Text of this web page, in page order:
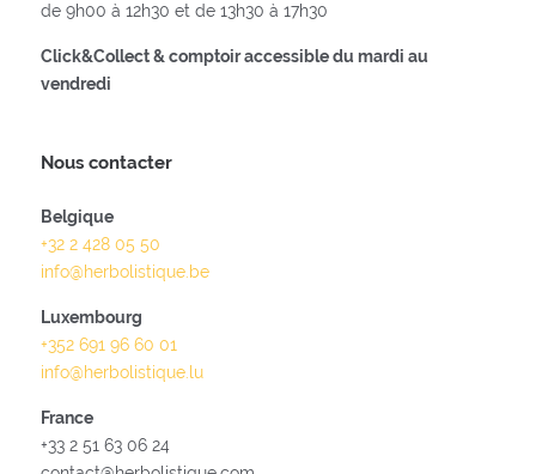
de 9h00 à 12h30 et de 13h30 à 17h30
Click&Collect & comptoir accessible du mardi au
vendredi
Nous contacter
Belgique
+32 2 428 05 50
info@herbolistique.be
Luxembourg
+352 691 96 60 01
info@herbolistique.lu
France
+33 2 51 63 06 24